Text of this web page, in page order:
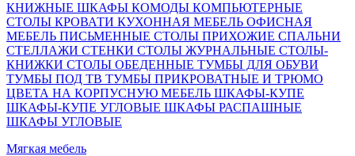
КНИЖНЫЕ ШКАФЫ КОМОДЫ КОМПЬЮТЕРНЫЕ
СТОЛЫ КРОВАТИ КУХОННАЯ МЕБЕЛЬ ОФИСНАЯ
МЕБЕЛЬ ПИСЬМЕННЫЕ СТОЛЫ ПРИХОЖИЕ СПАЛЬНИ
СТЕЛЛАЖИ СТЕНКИ СТОЛЫ ЖУРНАЛЬНЫЕ СТОЛЫ-
КНИЖКИ СТОЛЫ ОБЕДЕННЫЕ ТУМБЫ ДЛЯ ОБУВИ
ТУМБЫ ПОД ТВ ТУМБЫ ПРИКРОВАТНЫЕ И ТРЮМО
ЦВЕТА НА КОРПУСНУЮ МЕБЕЛЬ ШКАФЫ-КУПЕ
ШКАФЫ-КУПЕ УГЛОВЫЕ ШКАФЫ РАСПАШНЫЕ
ШКАФЫ УГЛОВЫЕ
Мягкая мебель